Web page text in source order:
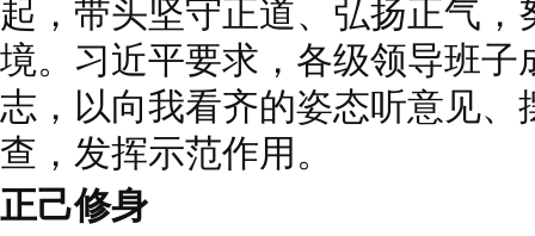
起，带头坚守正道、弘扬正气，
境。习近平要求，各级领导班子
志，以向我看齐的姿态听意见
查，发挥示范作用。
正己修身